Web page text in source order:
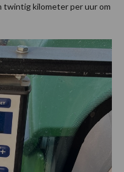
twintig kilometer per uur om